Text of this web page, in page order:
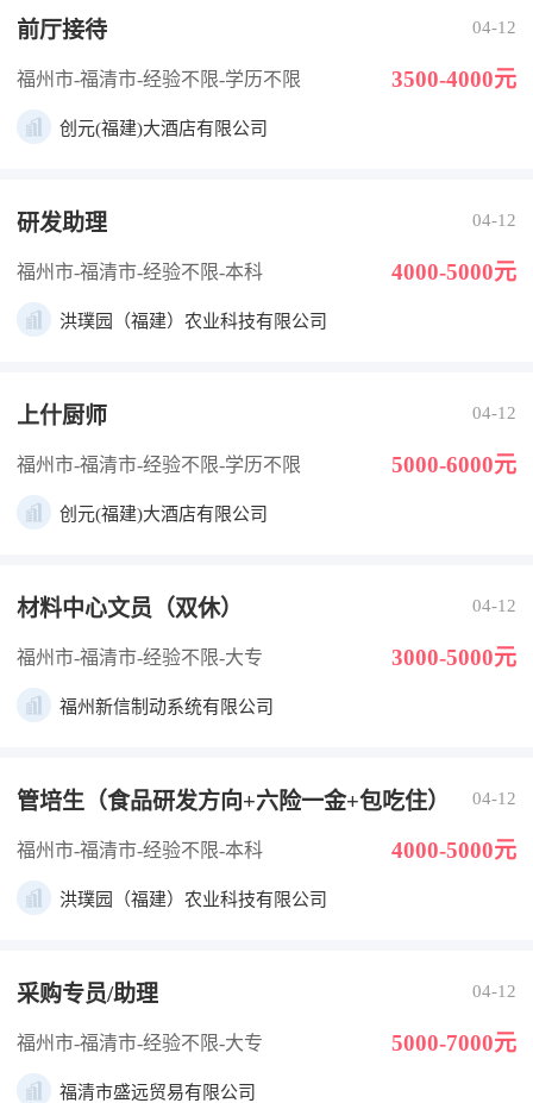
前厅接待 04-12
福州市-福清市-经验不限-学历不限 3500-4000元
创元(福建)大酒店有限公司
研发助理 04-12
福州市-福清市-经验不限-本科 4000-5000元
洪璞园（福建）农业科技有限公司
上什厨师 04-12
福州市-福清市-经验不限-学历不限 5000-6000元
创元(福建)大酒店有限公司
材料中心文员（双休） 04-12
福州市-福清市-经验不限-大专 3000-5000元
福州新信制动系统有限公司
管培生（食品研发方向+六险一金+包吃住） 04-12
福州市-福清市-经验不限-本科 4000-5000元
洪璞园（福建）农业科技有限公司
采购专员/助理 04-12
福州市-福清市-经验不限-大专 5000-7000元
福清市盛远贸易有限公司